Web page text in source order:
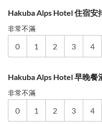
Hakuba Alps Hotel 住宿安
非常不滿
0 1 2 3 4
Hakuba Alps Hotel 早晚餐
非常不滿
0 1 2 3 4